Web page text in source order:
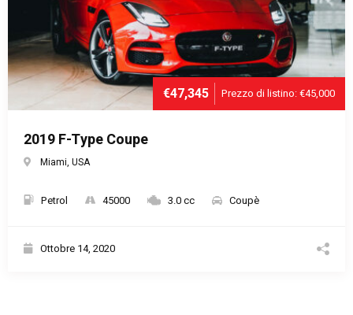
€47,345 Prezzo di listino: €45,000
2019 F-Type Coupe
Miami, USA
Petrol 45000 3.0 cc Coupè
Ottobre 14, 2020